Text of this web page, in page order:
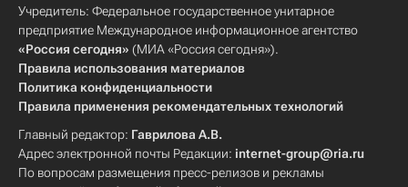
Учредитель: Федеральное государственное унитарное
предприятие Международное информационное агентство
«Россия сегодня» (МИА «Россия сегодня»).
Правила использования материалов
Политика конфиденциальности
Правила применения рекомендательных технологий
Главный редактор: Гаврилова А.В.
Адрес электронной почты Редакции: internet-group@ria.ru
По вопросам размещения пресс-релизов и рекламы